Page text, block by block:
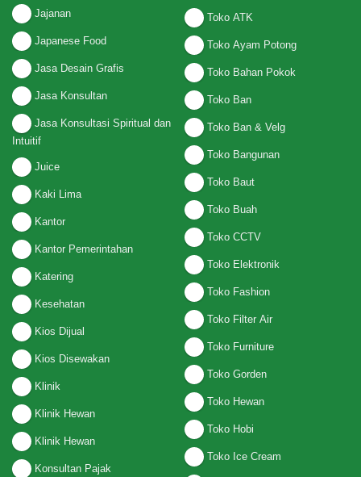
Jajanan
Japanese Food
Jasa Desain Grafis
Jasa Konsultan
Jasa Konsultasi Spiritual dan
Intuitif
Juice
Kaki Lima
Kantor
Kantor Pemerintahan
Katering
Kesehatan
Kios Dijual
Kios Disewakan
Klinik
Klinik Hewan
Klinik Hewan
Konsultan Pajak
Toko ATK
Toko Ayam Potong
Toko Bahan Pokok
Toko Ban
Toko Ban & Velg
Toko Bangunan
Toko Baut
Toko Buah
Toko CCTV
Toko Elektronik
Toko Fashion
Toko Filter Air
Toko Furniture
Toko Gorden
Toko Hewan
Toko Hobi
Toko Ice Cream